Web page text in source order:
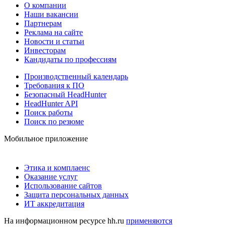
О компании
Наши вакансии
Партнерам
Реклама на сайте
Новости и статьи
Инвесторам
Кандидаты по профессиям
Производственный календарь
Требования к ПО
Безопасный HeadHunter
HeadHunter API
Поиск работы
Поиск по резюме
Мобильное приложение
Этика и комплаенс
Оказание услуг
Использование сайтов
Защита персональных данных
ИТ аккредитация
На информационном ресурсе hh.ru применяются